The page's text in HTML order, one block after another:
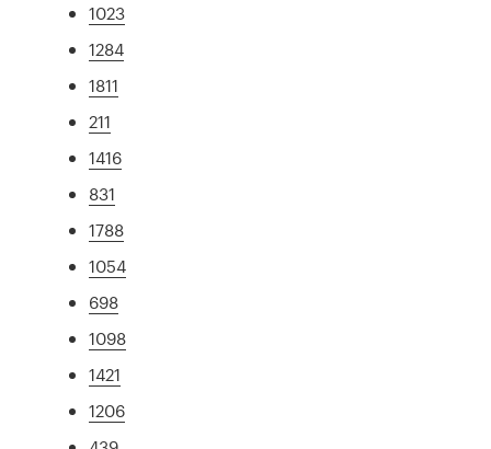
1023
1284
1811
211
1416
831
1788
1054
698
1098
1421
1206